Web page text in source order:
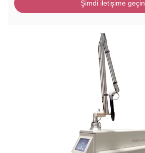
Şimdi iletişime geçin